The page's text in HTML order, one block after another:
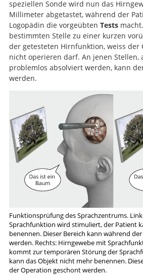
speziellen Sonde wird nun das
Millimeter abgetastet, während der
Logopädin die vorgeübten Tests
bestimmten Stelle zu einer kurzen
der getesteten Hirnfunktion, weiss der
nicht operieren darf. An jenen Stellen,
problemlos absolviert werden, kann
werden.
Funktionsprüfung des Sprachzentrums.
Sprachfunktion wird stimuliert, der Patient
benennen. Dieser Bereich kann während
werden. Rechts: Hirngewebe mit
kommt zur temporären Störung der
kann das Objekt nicht mehr benennen.
der Operation geschont werden.